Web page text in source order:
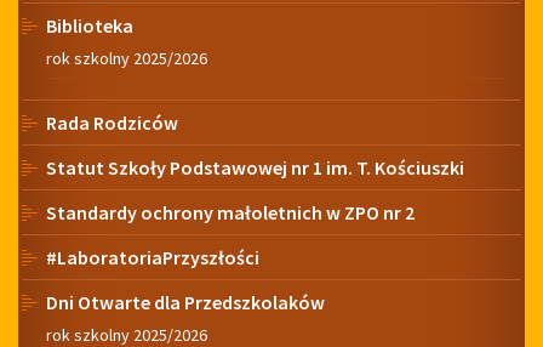
Biblioteka
rok szkolny 2025/2026
Rada Rodziców
Statut Szkoły Podstawowej nr 1 im. T. Kościuszki
Standardy ochrony małoletnich w ZPO nr 2
#LaboratoriaPrzyszłości
Dni Otwarte dla Przedszkolaków
rok szkolny 2025/2026